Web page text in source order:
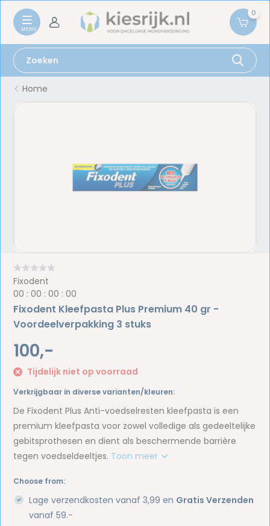
0
Home
Fixodent
00 :00 :00 :00
Fixodent Kleefpasta Plus Premium 40 gr -
Voordeelverpakking 3 stuks
100,-
Tijdelijk niet op voorraad
Verkrijgbaar in diverse varianten/kleuren:
De Fixodent Plus Anti-voedselresten kleefpasta is een
premium kleefpasta voor zowel volledige als gedeeltelijke
gebitsprothesen en dient als beschermende barrière
tegen voedseldeeltjes. Toon meer
Choose from:
Lage verzendkosten vanaf 3,99 en Gratis Verzenden
vanaf 59.-